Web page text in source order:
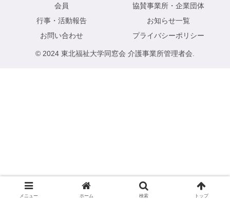
会員
協賛事業所・企業団体
行事・活動報告
お知らせ一覧
お問い合わせ
プライバシーポリシー
© 2024 東北福祉大学同窓会 介護事業所管理者会.
メニュー ホーム 検索 トップ